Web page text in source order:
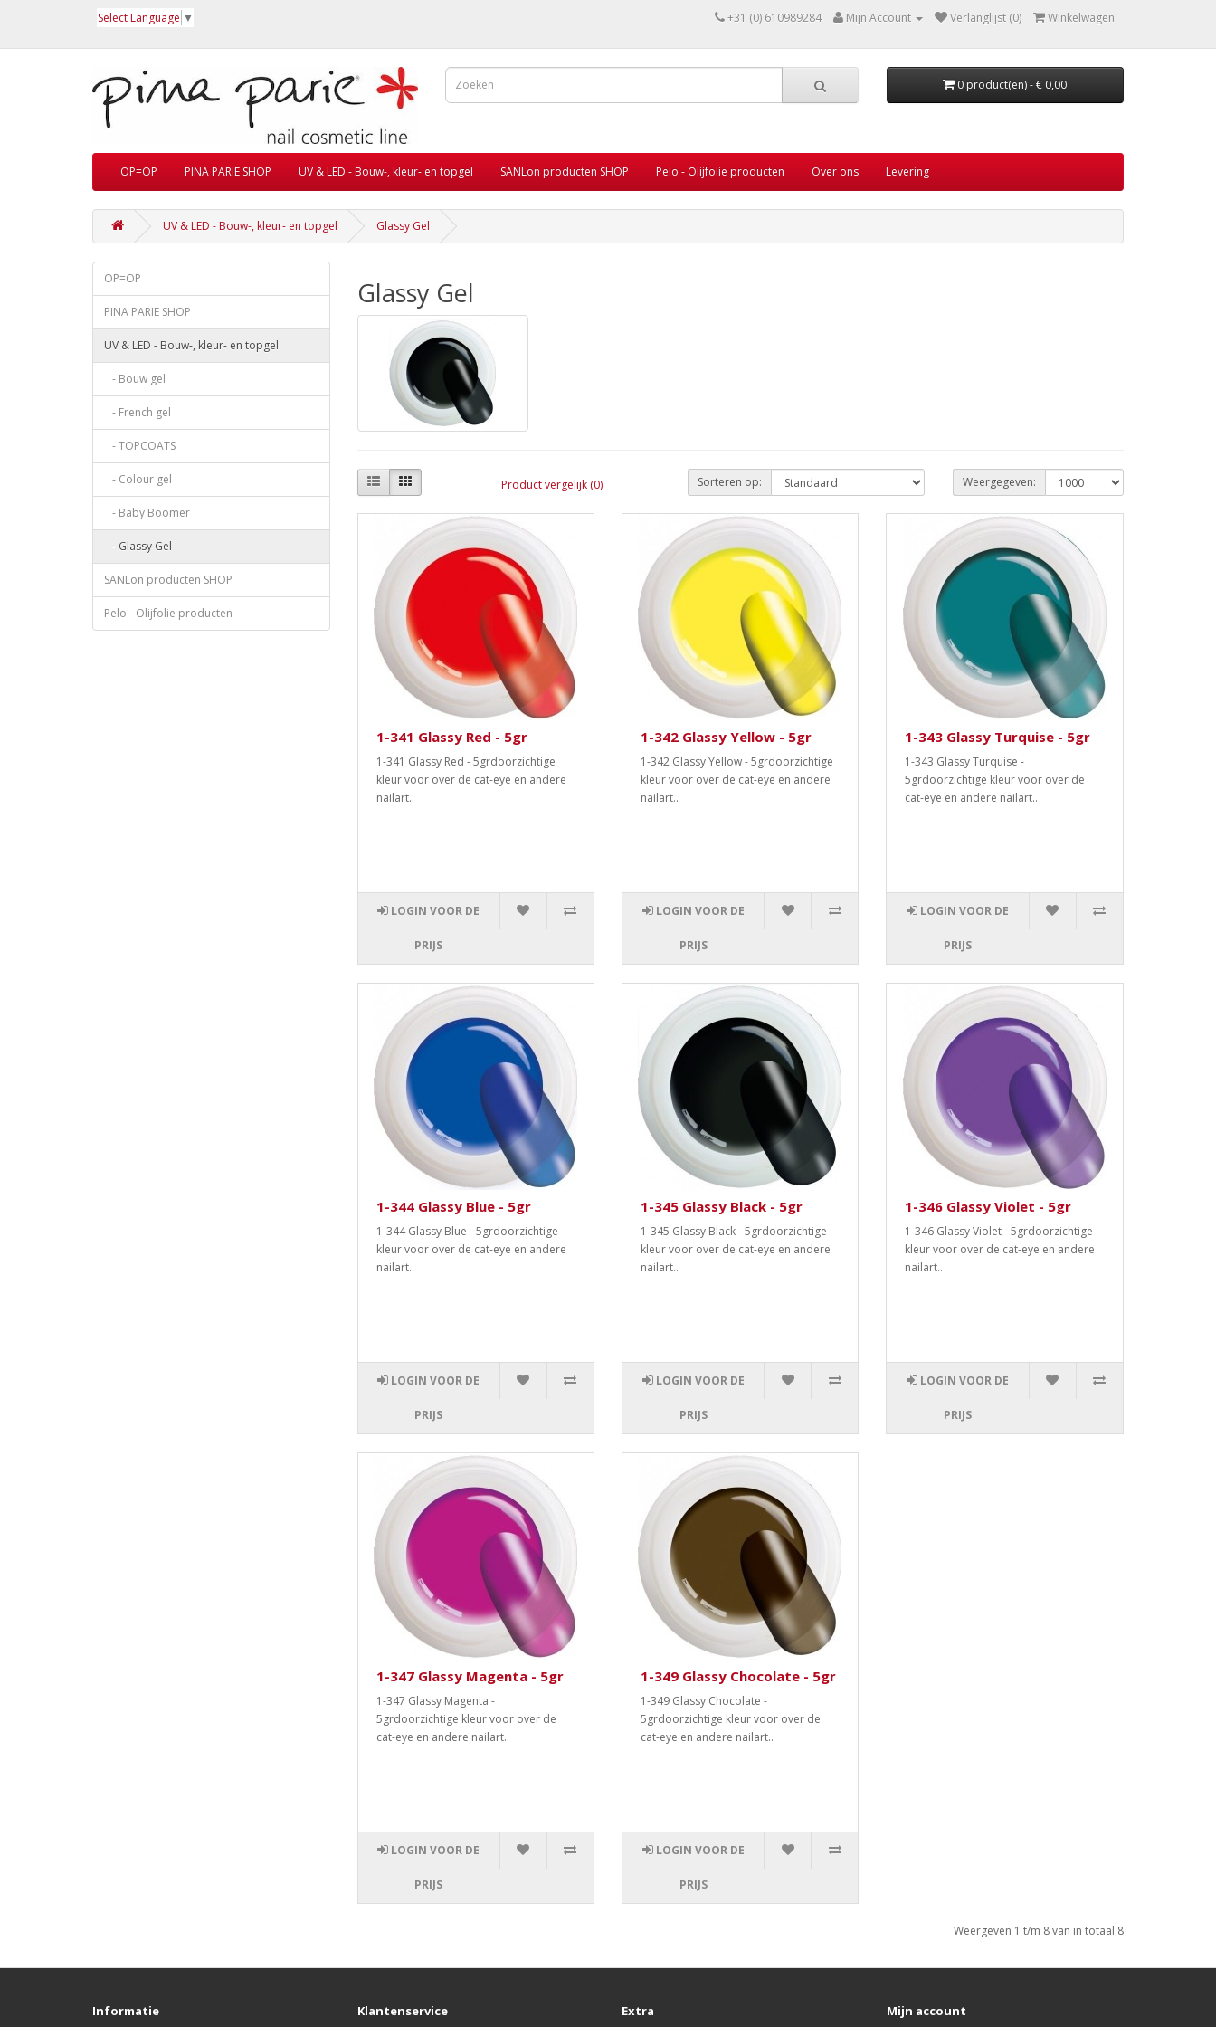
Select Language ▼ +31 (0) 610989284 Mijn Account Verlanglijst (0) Winkelwagen
0 product(en) - € 0,00
OP=OP PINA PARIE SHOP UV & LED - Bouw-, kleur- en topgel SANLon producten SHOP Pelo - Olijfolie producten Over ons Levering
UV & LED - Bouw-, kleur- en topgel Glassy Gel
OP=OP
PINA PARIE SHOP
UV & LED - Bouw-, kleur- en topgel
- Bouw gel
- French gel
- TOPCOATS
- Colour gel
- Baby Boomer
- Glassy Gel
SANLon producten SHOP
Pelo - Olijfolie producten
Glassy Gel
Product vergelijk (0) Sorteren op: Weergegeven:
1-341 Glassy Red - 5gr
1-341 Glassy Red - 5grdoorzichtige
kleur voor over de cat-eye en andere
nailart..
LOGIN VOOR DE
PRIJS
1-342 Glassy Yellow - 5gr
1-342 Glassy Yellow - 5grdoorzichtige
kleur voor over de cat-eye en andere
nailart..
LOGIN VOOR DE
PRIJS
1-343 Glassy Turquise - 5gr
1-343 Glassy Turquise -
5grdoorzichtige kleur voor over de
cat-eye en andere nailart..
LOGIN VOOR DE
PRIJS
1-344 Glassy Blue - 5gr
1-344 Glassy Blue - 5grdoorzichtige
kleur voor over de cat-eye en andere
nailart..
LOGIN VOOR DE
PRIJS
1-345 Glassy Black - 5gr
1-345 Glassy Black - 5grdoorzichtige
kleur voor over de cat-eye en andere
nailart..
LOGIN VOOR DE
PRIJS
1-346 Glassy Violet - 5gr
1-346 Glassy Violet - 5grdoorzichtige
kleur voor over de cat-eye en andere
nailart..
LOGIN VOOR DE
PRIJS
1-347 Glassy Magenta - 5gr
1-347 Glassy Magenta -
5grdoorzichtige kleur voor over de
cat-eye en andere nailart..
LOGIN VOOR DE
PRIJS
1-349 Glassy Chocolate - 5gr
1-349 Glassy Chocolate -
5grdoorzichtige kleur voor over de
cat-eye en andere nailart..
LOGIN VOOR DE
PRIJS
Weergeven 1 t/m 8 van in totaal 8
Informatie Klantenservice Extra Mijn account